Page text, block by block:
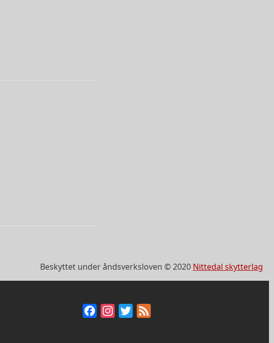
Beskyttet under åndsverksloven © 2020 Nittedal skytterlag
FacebookInstagram
Twitter